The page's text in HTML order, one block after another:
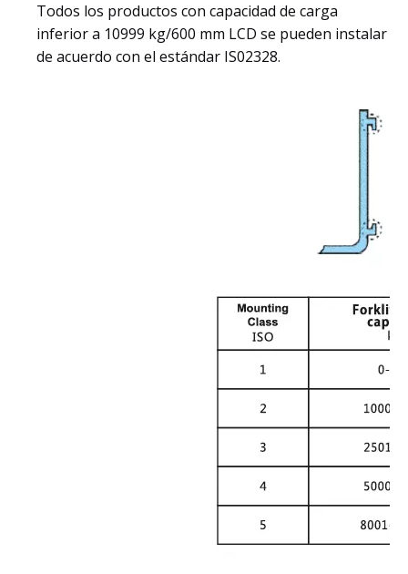
Todos los productos con capacidad de carga
inferior a 10999 kg/600 mm LCD se pueden instalar
de acuerdo con el estándar IS02328.